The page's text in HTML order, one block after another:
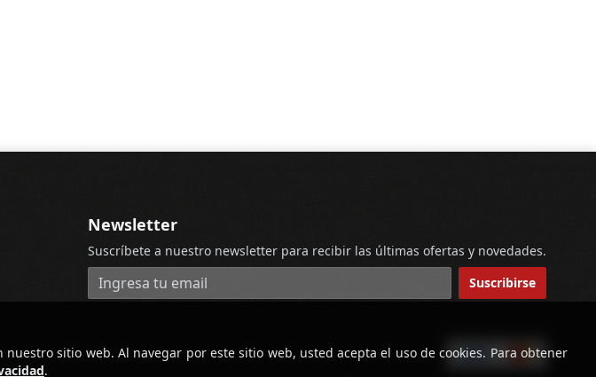
sitio web. Al navegar por este sitio web, usted acepta el uso de cookies. Para obtener
.
Newsletter
Suscríbete a nuestro newsletter para recibir las últimas ofertas y novedades.
Dirección de correo electrónico Suscribirse